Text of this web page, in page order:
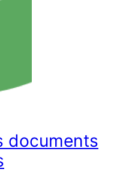
documents